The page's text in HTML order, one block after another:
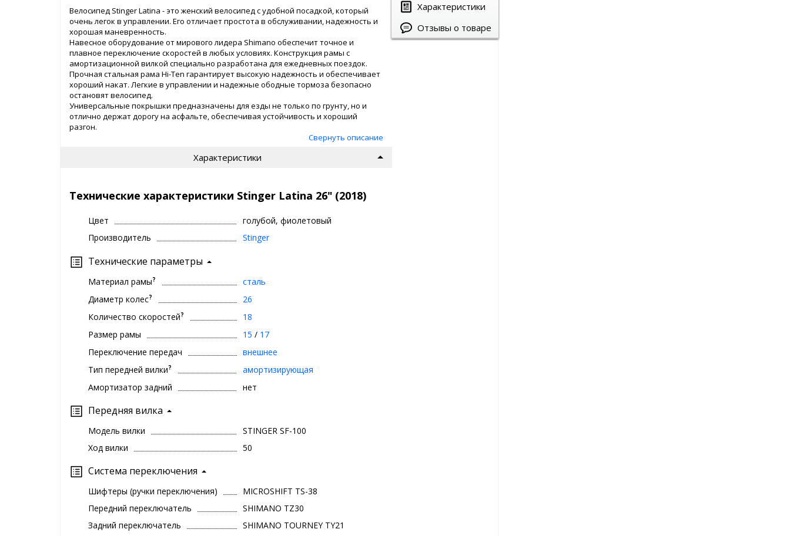
Характеристики
Отзывы о товаре
Велосипед Stinger Latina - это женский велосипед с удобной посадкой, который
очень легок в управлении. Его отличает простота в обслуживании, надежность и
хорошая маневренность.
Навесное оборудование от мирового лидера Shimano обеспечит точное и
плавное переключение скоростей в любых условиях. Конструкция рамы с
амортизационной вилкой специально разработана для ежедневных поездок.
Прочная стальная рама Hi-Ten гарантирует высокую надежность и обеспечивает
хороший накат. Легкие в управлении и надежные ободные тормоза безопасно
остановят велосипед.
Универсальные покрышки предназначены для езды не только по грунту, но и
отлично держат дорогу на асфальте, обеспечивая устойчивость и хороший
разгон.
Свернуть описание
Характеристики
Технические характеристики Stinger Latina 26" (2018)
Цвет
голубой, фиолетовый
Производитель
Stinger
Технические параметры
Материал рамы?
сталь
Диаметр колес?
26
Количество скоростей?
18
Размер рамы
15 / 17
Переключение передач
внешнее
Тип передней вилки?
амортизирующая
Амортизатор задний
нет
Передняя вилка
Модель вилки
STINGER SF-100
Ход вилки
50
Система переключения
Шифтеры (ручки переключения)
MICROSHIFT TS-38
Передний переключатель
SHIMANO TZ30
Задний переключатель
SHIMANO TOURNEY TY21